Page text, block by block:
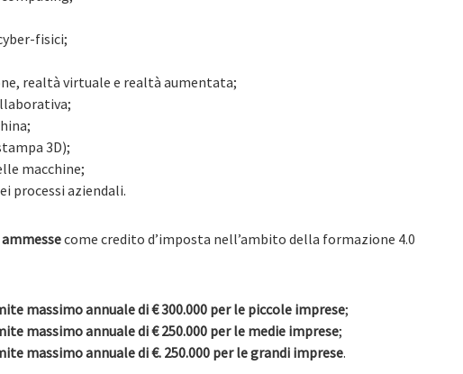
fisici;
realtà virtuale e realtà aumentata;
3D);
macchine;
processi aziendali.
come credito d’imposta nell’ambito della formazione 4.0
massimo annuale di € 300.000 per le piccole imprese;
massimo annuale di € 250.000 per le medie imprese;
massimo annuale di €. 250.000 per le grandi imprese.